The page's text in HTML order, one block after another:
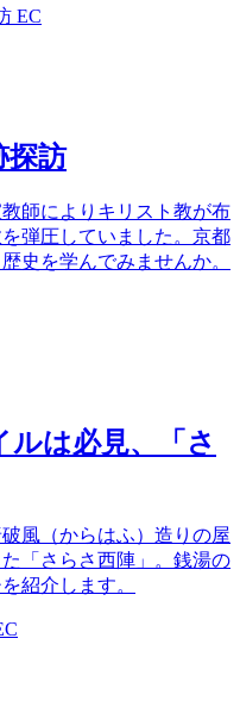
探訪
師によりキリスト教が布
弾圧していました。京都
史を学んでみませんか。
は必見、「さ
風（からはふ）造りの屋
「さらさ西陣」。銭湯の
紹介します。